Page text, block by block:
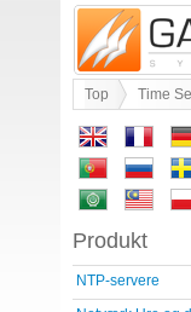
Top Time
Produkt
NTP-servere